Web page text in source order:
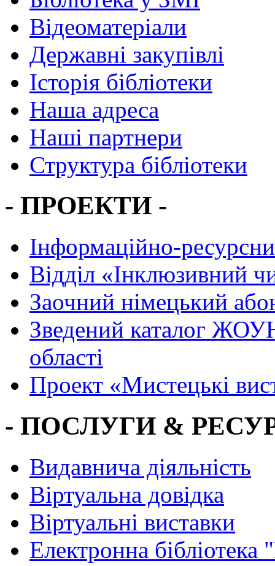
Відеоматеріали
Державні закупівлі
Історія бібліотеки
Наша адреса
Наші партнери
Структура бібліотеки
- ПРОЕКТИ -
Інформаційно-
Вiддiл «Інклюзивний
Заочний німецький
Зведений каталог
області
Проект «Мистецькі
- ПОСЛУГИ &
Видавнича діяльність
Віртуальна довідка
Віртуальні виставки
Електронна